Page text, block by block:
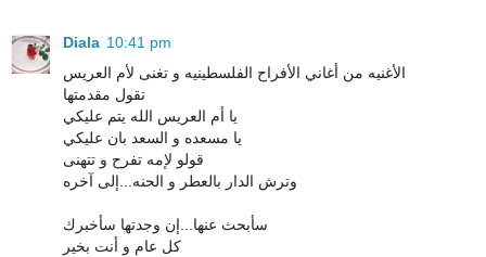
Diala 10:41 pm
الأغنيه من أغاني الأفراح الفلسطينيه و تغنى لأم العريس
تقول مقدمتها
يا أم العريس الله يتم عليكي
يا مسعده و السعد بان عليكي
قولو لإمه تفرح و تتهنى
وترش الدار بالعطر و الحنه...إلى آخره
سأبحث عنها...إن وجدتها سأخبرك
كل عام و أنت بخير